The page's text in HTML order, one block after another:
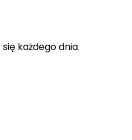
każdego dnia.